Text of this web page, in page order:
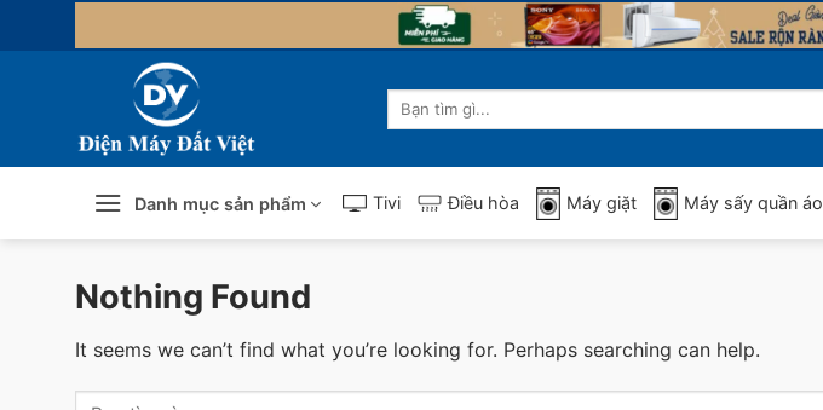
Tìm
kiếm:
Danh mục sản phẩm Tivi Điều hòa Máy giặt Máy sấy quần áo
Nothing Found
It seems we can’t find what you’re looking for. Perhaps searching can help.